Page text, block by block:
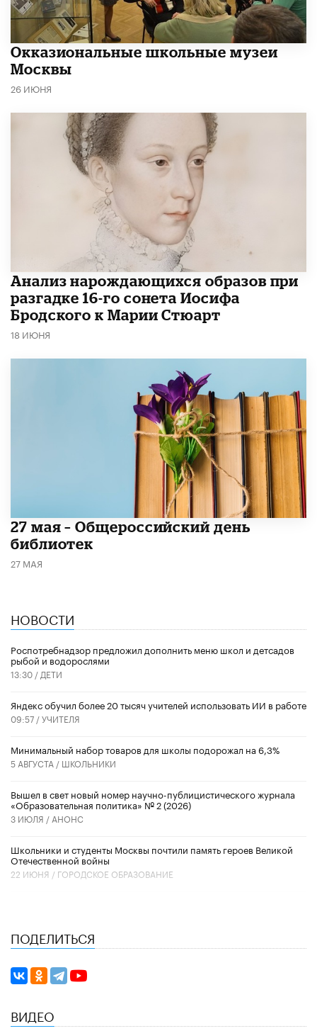
​Окказиональные школьные музеи
Москвы
26 ИЮНЯ
Анализ нарождающихся образов при
разгадке 16-го сонета Иосифа
Бродского к Марии Стюарт
18 ИЮНЯ
​27 мая – Общероссийский день
библиотек
27 МАЯ
НОВОСТИ
Роспотребнадзор предложил дополнить меню школ и детсадов
рыбой и водорослями
13:30 / ДЕТИ
​Яндекс обучил более 20 тысяч учителей использовать ИИ в работе
09:57 /УЧИТЕЛЯ
Минимальный набор товаров для школы подорожал на 6,3%
5 АВГУСТА / ШКОЛЬНИКИ
Вышел в свет новый номер научно-публицистического журнала
«Образовательная политика» № 2 (2026)
3 ИЮЛЯ / АНОНС
Школьники и студенты Москвы почтили память героев Великой
Отечественной войны
22 ИЮНЯ / ГОРОДСКОЕ ОБРАЗОВАНИЕ
ПОДЕЛИТЬСЯ
ВИДЕО